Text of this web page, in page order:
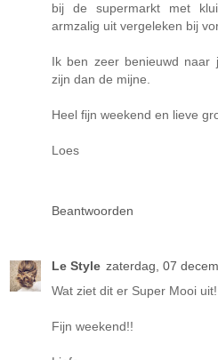
bij de supermarkt met
armzalig uit vergeleken bij
Ik ben zeer benieuwd naar
zijn dan de mijne.
Heel fijn weekend en lieve
Loes
Beantwoorden
Le Style zaterdag, 07
Wat ziet dit er Super Mooi
Fijn weekend!!